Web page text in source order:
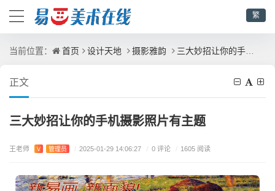
繁
当前位置： 首页 设计天地 摄影雅韵 三大妙招让你的手机摄影照片有主题
正文
三大妙招让你的手机摄影照片有主题
王老师 V 管理员 / 2025-01-29 14:06:27 / 0 评论 / 1605 阅读